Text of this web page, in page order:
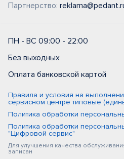
Партнерство:
ПН - ВС 09:00 - 22:00
Без выходных
Оплата банковской картой
Правила и условия на
сервисном центре типовые
Политика обработки
Политика обработки
"Цифровой сервис"
Для улучшения качества
записан